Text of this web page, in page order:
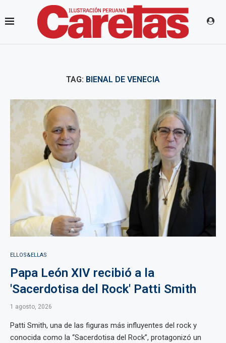
TAG: BIENAL DE VENECIA
ELLOS&ELLAS
Papa León XIV recibió a la
'Sacerdotisa del Rock' Patti Smith
1 agosto, 2026
Patti Smith, una de las figuras más influyentes del rock y
conocida como la “Sacerdotisa del Rock”, protagonizó un